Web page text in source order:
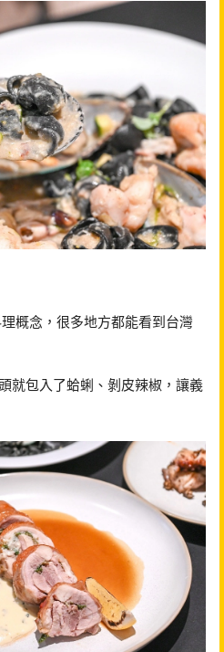
概念，很多地方都能看到台灣
就包入了蛤蜊、剝皮辣椒，讓義